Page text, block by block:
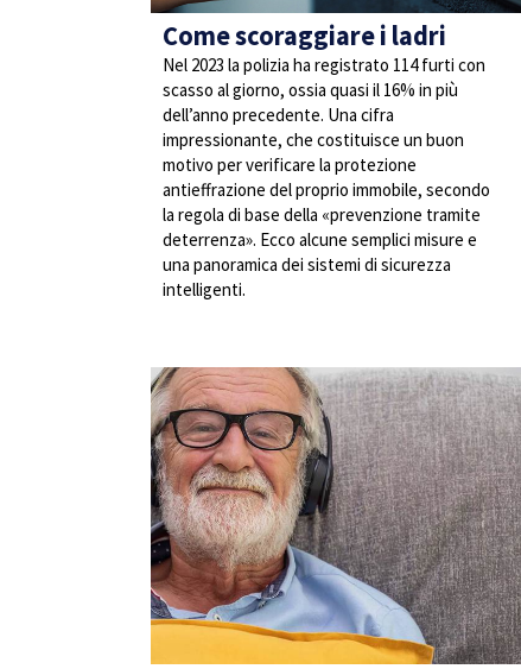
Come scoraggiare i ladri
Nel 2023 la polizia ha registrato 114 furti con
scasso al giorno, ossia quasi il 16% in più
dell’anno precedente. Una cifra
impressionante, che costituisce un buon
motivo per verificare la protezione
antieffrazione del proprio immobile, secondo
la regola di base della «prevenzione tramite
deterrenza». Ecco alcune semplici misure e
una panoramica dei sistemi di sicurezza
intelligenti.